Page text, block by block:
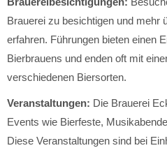
Brauerei zu besichtigen und mehr
erfahren. Führungen bieten einen
Bierbrauens und enden oft mit
verschiedenen Biersorten.
Veranstaltungen: Die Brauerei
Events wie Bierfeste,
Diese Veranstaltungen sind bei